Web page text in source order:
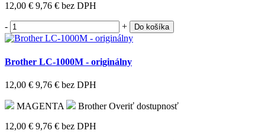
12,00 € 9,76 € bez DPH
- + Do košíka
Brother LC-1000M - originálny
12,00 € 9,76 € bez DPH
MAGENTA Brother Overiť dostupnosť
12,00 € 9,76 € bez DPH